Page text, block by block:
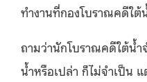
ทำงานที่กองโบราณคดีใต้
ถามว่านักโบราณคดีใต้น้
น้ำหรือเปล่า ก็ไม่จำเป็น